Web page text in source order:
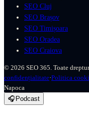
SEO Cluj
SEO Brașov
SEO Timișoara
SEO Oradea
SEO Craiova
© 2026 SEO 365. Toate
confidențialitate·Politica
Napoca
🎧 Podcast